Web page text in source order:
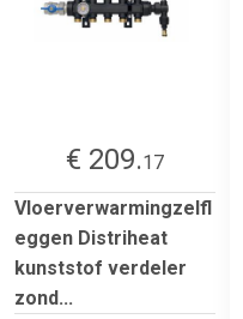
€ 209.17
Vloerverwarmingzelfl
eggen Distriheat
kunststof verdeler
zond...